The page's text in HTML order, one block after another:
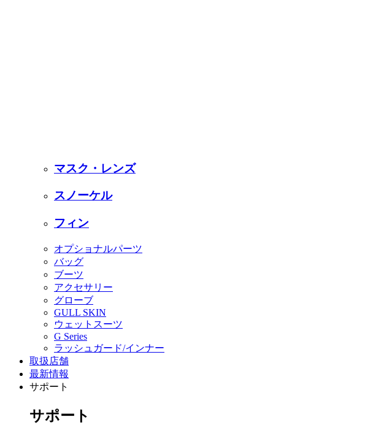
マスク・レンズ
スノーケル
フィン
オプショナルパーツ
バッグ
ブーツ
アクセサリー
グローブ
GULL SKIN
ウェットスーツ
G Series
ラッシュガード/インナー
取扱店舗
最新情報
サポート
サポート